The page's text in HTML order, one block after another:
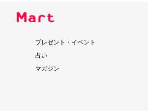
プレゼント・イベント
占い
マガジン